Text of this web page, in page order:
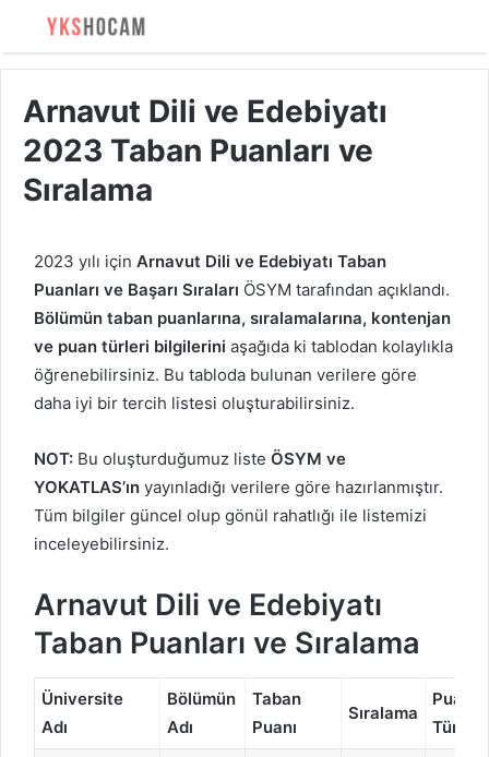
Arnavut Dili ve Edebiyatı
2023 Taban Puanları ve
Sıralama
2023 yılı için Arnavut Dili ve Edebiyatı Taban
Puanları ve Başarı Sıraları ÖSYM tarafından açıklandı.
Bölümün taban puanlarına, sıralamalarına, kontenjan
ve puan türleri bilgilerini aşağıda ki tablodan kolaylıkla
öğrenebilirsiniz. Bu tabloda bulunan verilere göre
daha iyi bir tercih listesi oluşturabilirsiniz.
NOT: Bu oluşturduğumuz liste ÖSYM ve
YOKATLAS’ın yayınladığı verilere göre hazırlanmıştır.
Tüm bilgiler güncel olup gönül rahatlığı ile listemizi
inceleyebilirsiniz.
Arnavut Dili ve Edebiyatı
Taban Puanları ve Sıralama
Üniversite
Adı
Bölümün
Adı
Taban
Puanı
Sıralama
Puan
Türü